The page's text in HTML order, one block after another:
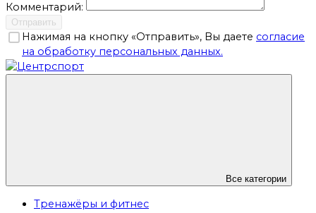
Комментарий:
Отправить
Нажимая на кнопку «Отправить», Вы даете согласие
на обработку персональных данных.
Все категории
Тренажёры и фитнес